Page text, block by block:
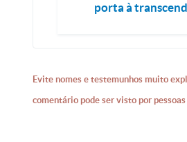
porta à
Evite nomes e testemunhos muito
comentário pode ser visto por